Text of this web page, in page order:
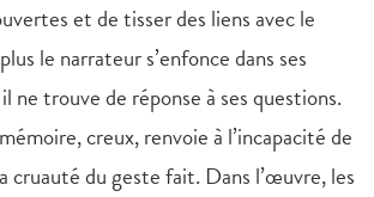
et de tisser des liens avec le
le narrateur s’enfonce dans ses
ne trouve de réponse à ses questions.
creux, renvoie à l’incapacité de
cruauté du geste fait. Dans l’œuvre, les